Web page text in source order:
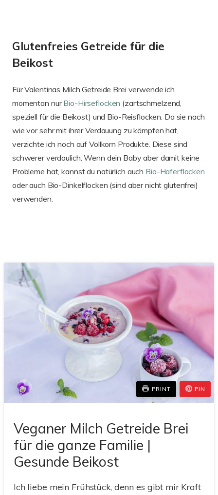
Glutenfreies Getreide für die
Beikost
Für Valentinas Milch Getreide Brei verwende ich
momentan nurBio-Hirseflocken (zartschmelzend,
speziell für die Beikost) und Bio-Reisflocken. Da sie nach
wie vor sehr mit ihrer Verdauung zu kämpfen hat,
verzichte ich noch auf Vollkorn Produkte. Diese sind
schwerer verdaulich. Wenn dein Baby aber damit keine
Probleme hat, kannst du natürlich auch Bio-Haferflocken
oder auch Bio-Dinkelflocken (sind aber nicht glutenfrei)
verwenden.
PRINT PIN
Veganer Milch Getreide Brei
für die ganze Familie |
Gesunde Beikost
Ich liebe mein Frühstück, denn es gibt mir Kraft